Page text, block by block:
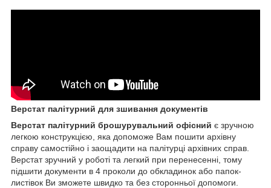
Верстат палітурний для зшивання документів
Верстат палітурний брошурувальний офісний є зручною
легкою конструкцією, яка допоможе Вам пошити архівну
справу самостійно і заощадити на палітурці архівних справ.
Верстат зручний у роботі та легкий при перенесенні, тому
підшити документи в 4 проколи до обкладинок або папок-
листівок Ви зможете швидко та без сторонньої допомоги.